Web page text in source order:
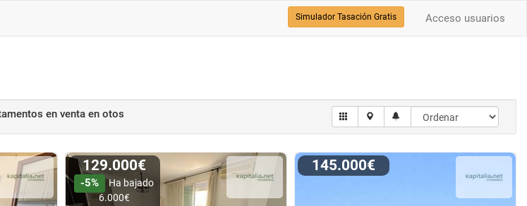
Acceso usuarios
Simulador Tasación Gratis
en venta en otos
129.000€
-5%
Ha bajado
6.000€
145.000€